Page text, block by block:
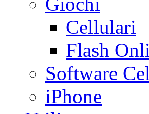
Cellulari
Flash
Software
iPhone